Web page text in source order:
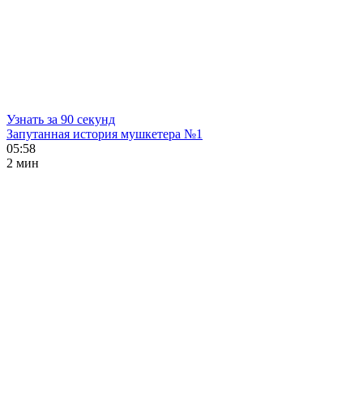
Узнать за 90 секунд
Запутанная история мушкетера №1
05:58
2 мин